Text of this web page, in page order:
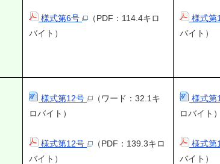
様式第6号
（PDF：114.4キロ
バイト）
様式第
バイト）
様式第12号
（ワード：32.1キ
ロバイト）
様式第12号
（PDF：139.3キロ
バイト）
様式第
ロバイト）
様式第
バイト）